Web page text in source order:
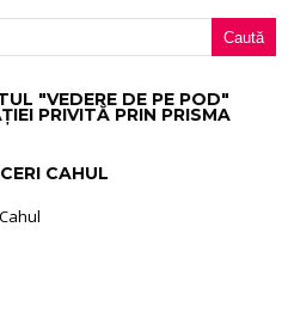
"VEDERE DE PE POD"
PRIVITĂ PRIN PRISMA
CAHUL